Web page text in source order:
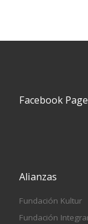
Facebook Page
Alianzas
Fundación Kultur
Fundación